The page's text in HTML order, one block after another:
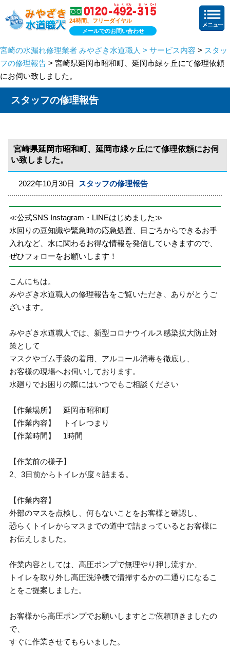
24時間、フリーダイヤル
メールでのお問い合わせ
宮崎の水漏れ修理業者 みやざき水道職人 > サービス内容 > スタッ
フの修理報告 > 宮崎県延岡市昭和町、延岡市緑ヶ丘にて修理依頼
にお伺い致しました。
スタッフの修理報告
宮崎県延岡市昭和町、延岡市緑ヶ丘にて修理依頼にお伺
い致しました。
2022年10月30日 スタッフの修理報告
≪公式SNS Instagram・LINEはじめました≫
水回りの豆知識や緊急時の応急処置、日ごろからできるお手
入れなど、水に関わるお得な情報を発信していきますので、
ぜひフォローをお願いします！
こんにちは。
みやざき水道職人の修理報告をご覧いただき、ありがとうご
ざいます。
みやざき水道職人では、新型コロナウイルス感染拡大防止対
策として
マスクやゴム手袋の着用、アルコール消毒を徹底し、
お客様の現場へお伺いしております。
水廻りでお困りの際にはいつでもご相談ください
【作業場所】 延岡市昭和町
【作業内容】 トイレつまり
【作業時間】 1時間
【作業前の様子】
2、3日前からトイレが度々詰まる。
【作業内容】
外部のマスを点検し、何もないことをお客様と確認し、
恐らくトイレからマスまでの道中で詰まっているとお客様に
お伝えしました。
作業内容としては、高圧ポンプで無理やり押し流すか、
トイレを取り外し高圧洗浄機で清掃するかの二通りになるこ
とをご提案しました。
お客様から高圧ポンプでお願いしますとご依頼頂きましたの
で、
すぐに作業させてもらいました。